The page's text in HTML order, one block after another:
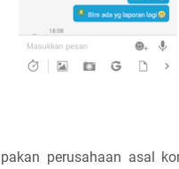
perusahaan asal